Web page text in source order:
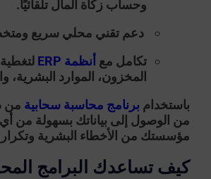
وحساب زكاة المال تلقائيًا.
دعم تقني محلي سريع
تكامل مع أنظمة ERP
المخزون، الموارد البشرية،
باستخدام برنامج محاسبة سحابية من
من الوصول إلى بياناتك بسهولة من
مؤسستك من الأخطاء البشرية وتكرار
كيف تساعدك البرامج